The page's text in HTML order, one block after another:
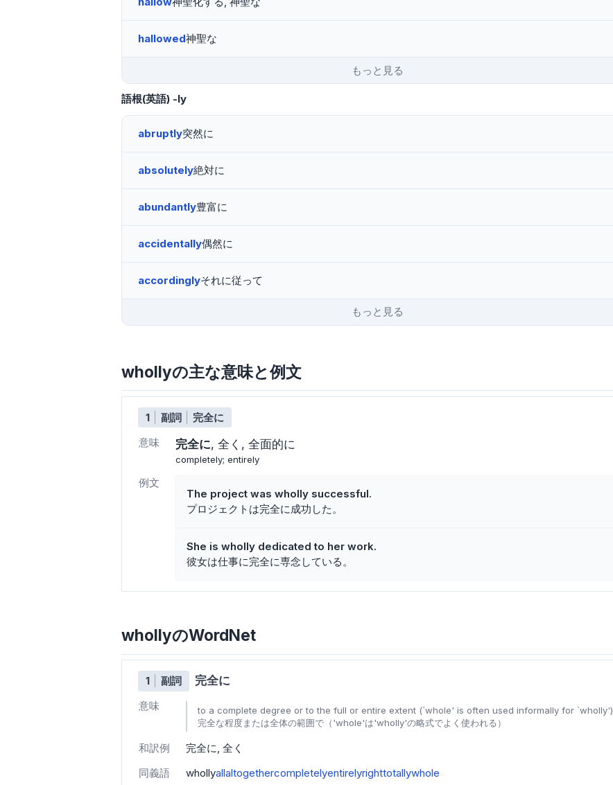
hallowed神聖な
もっと見る
語根(英語) -ly
abruptly突然に
absolutely絶対に
abundantly豊富に
accidentally偶然に
accordinglyそれに従って
もっと見る
whollyの主な意味と例文
1 副詞
完全に
意味
完全に 全く 全面的に
completely; entirely
例文
The project was wholly successful.
プロジェクトは完全に成功した。
She is wholly dedicated to her work.
彼女は仕事に完全に専念している。
whollyのWordNet
1 副詞 完全に
意味
to a complete degree or to the full or entire extent (`whole' is often used informally for `wholly')
完全な程度または全体の範囲で（'whole'は'wholly'の略式でよく使われる）
和訳例 完全に 全く
同義語
whollyallaltogethercompletelyentirelyrighttotallywhole